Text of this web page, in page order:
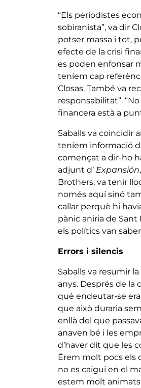
“Els periodistes
sobiranista”, va dir
potser massa i tot,
efecte de la crisi
es poden enfonsar
teníem cap
Closas. També va
responsabilitat”.
financera està a
Saballs va coincidir
teníem informació
començat a dir-ho
adjunt d’ Expansión
Brothers, va tenir
només aquí sinó
callar perquè hi
pànic aniria de
els polítics van
Errors i silencis
Saballs va resumir
anys. Després de la
què endeutar-se
que això duraria
enllà del que
anaven bé i les
d’haver dit que les
Érem molt pocs els
no es caigui en el
estem molt